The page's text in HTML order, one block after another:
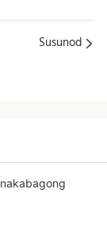
Susunod